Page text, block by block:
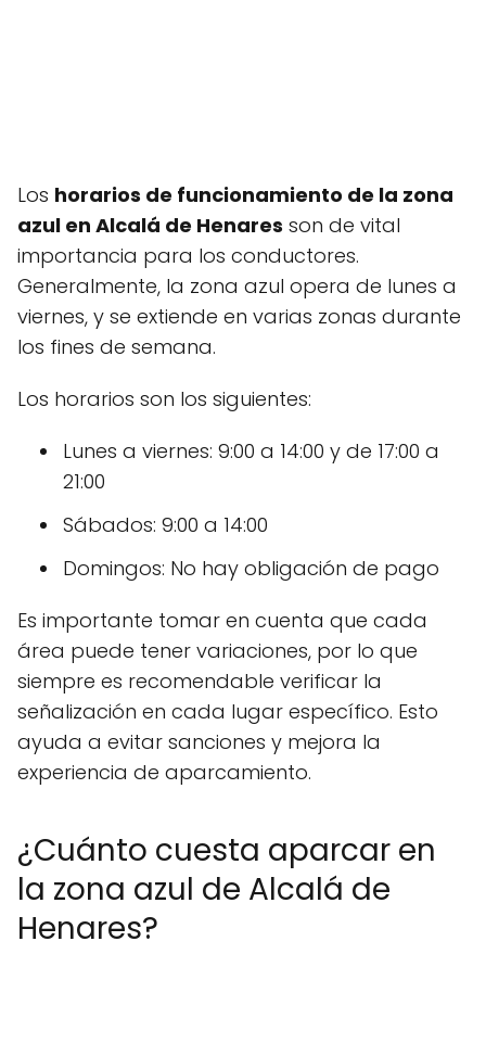
Los horarios de funcionamiento de la zona
azul en Alcalá de Henares son de vital
importancia para los conductores.
Generalmente, la zona azul opera de lunes a
viernes, y se extiende en varias zonas durante
los fines de semana.
Los horarios son los siguientes:
Lunes a viernes: 9:00 a 14:00 y de 17:00 a
21:00
Sábados: 9:00 a 14:00
Domingos: No hay obligación de pago
Es importante tomar en cuenta que cada
área puede tener variaciones, por lo que
siempre es recomendable verificar la
señalización en cada lugar específico. Esto
ayuda a evitar sanciones y mejora la
experiencia de aparcamiento.
¿Cuánto cuesta aparcar en
la zona azul de Alcalá de
Henares?